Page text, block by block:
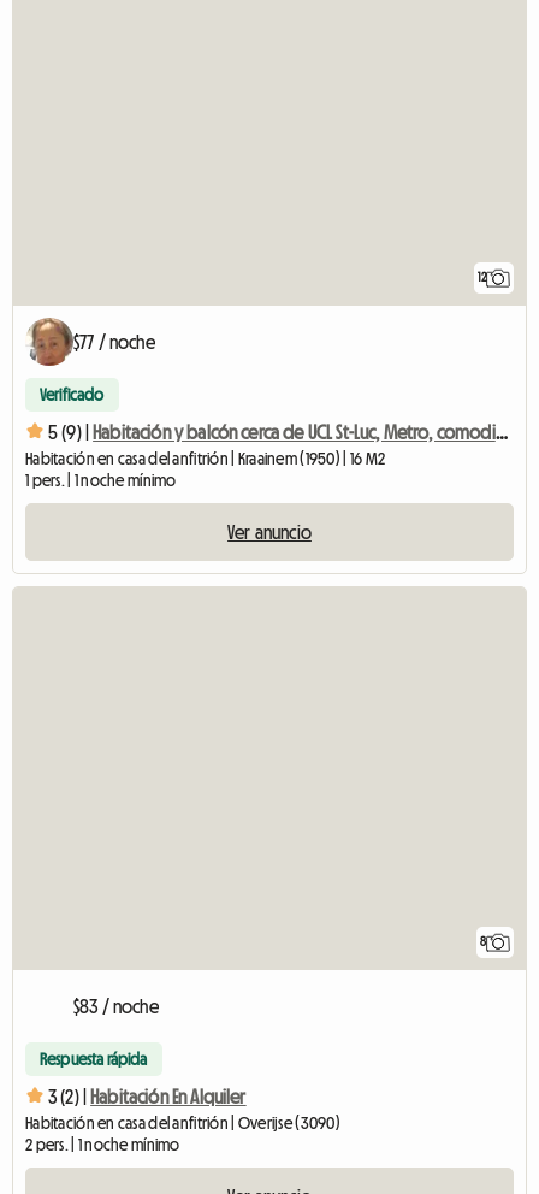
12
$77 / noche
Verificado
5 (9) | Habitación y balcón cerca de UCL St-Luc, Metro, comodidad y calidad.
Habitación en casa del anfitrión | Kraainem (1950) | 16 M2
1 pers. | 1 noche mínimo
Ver anuncio
8
$83 / noche
Respuesta rápida
3 (2) | Habitación En Alquiler
Habitación en casa del anfitrión | Overijse (3090)
2 pers. | 1 noche mínimo